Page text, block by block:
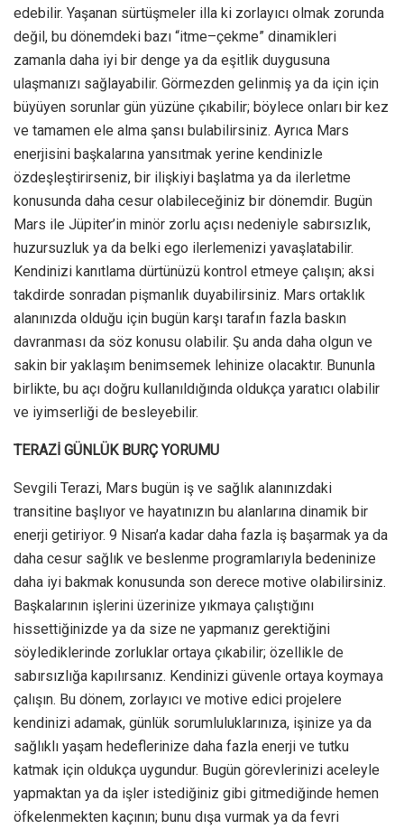
edebilir. Yaşanan sürtüşmeler illa ki zorlayıcı olmak zorunda
değil, bu dönemdeki bazı “itme–çekme” dinamikleri
zamanla daha iyi bir denge ya da eşitlik duygusuna
ulaşmanızı sağlayabilir. Görmezden gelinmiş ya da için için
büyüyen sorunlar gün yüzüne çıkabilir; böylece onları bir kez
ve tamamen ele alma şansı bulabilirsiniz. Ayrıca Mars
enerjisini başkalarına yansıtmak yerine kendinizle
özdeşleştirirseniz, bir ilişkiyi başlatma ya da ilerletme
konusunda daha cesur olabileceğiniz bir dönemdir. Bugün
Mars ile Jüpiter’in minör zorlu açısı nedeniyle sabırsızlık,
huzursuzluk ya da belki ego ilerlemenizi yavaşlatabilir.
Kendinizi kanıtlama dürtünüzü kontrol etmeye çalışın; aksi
takdirde sonradan pişmanlık duyabilirsiniz. Mars ortaklık
alanınızda olduğu için bugün karşı tarafın fazla baskın
davranması da söz konusu olabilir. Şu anda daha olgun ve
sakin bir yaklaşım benimsemek lehinize olacaktır. Bununla
birlikte, bu açı doğru kullanıldığında oldukça yaratıcı olabilir
ve iyimserliği de besleyebilir.
TERAZİ GÜNLÜK BURÇ YORUMU
Sevgili Terazi, Mars bugün iş ve sağlık alanınızdaki
transitine başlıyor ve hayatınızın bu alanlarına dinamik bir
enerji getiriyor. 9 Nisan’a kadar daha fazla iş başarmak ya da
daha cesur sağlık ve beslenme programlarıyla bedeninize
daha iyi bakmak konusunda son derece motive olabilirsiniz.
Başkalarının işlerini üzerinize yıkmaya çalıştığını
hissettiğinizde ya da size ne yapmanız gerektiğini
söylediklerinde zorluklar ortaya çıkabilir; özellikle de
sabırsızlığa kapılırsanız. Kendinizi güvenle ortaya koymaya
çalışın. Bu dönem, zorlayıcı ve motive edici projelere
kendinizi adamak, günlük sorumluluklarınıza, işinize ya da
sağlıklı yaşam hedeflerinize daha fazla enerji ve tutku
katmak için oldukça uygundur. Bugün görevlerinizi aceleyle
yapmaktan ya da işler istediğiniz gibi gitmediğinde hemen
öfkelenmekten kaçının; bunu dışa vurmak ya da fevri